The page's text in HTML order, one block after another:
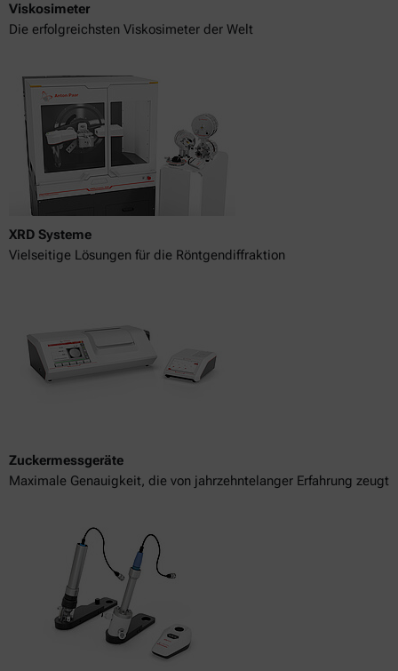
Viskosimeter
Die erfolgreichsten Viskosimeter der Welt
XRD Systeme
Vielseitige Lösungen für die Röntgendiffraktion
Zuckermessgeräte
Maximale Genauigkeit, die von jahrzehntelanger Erfahrung zeugt